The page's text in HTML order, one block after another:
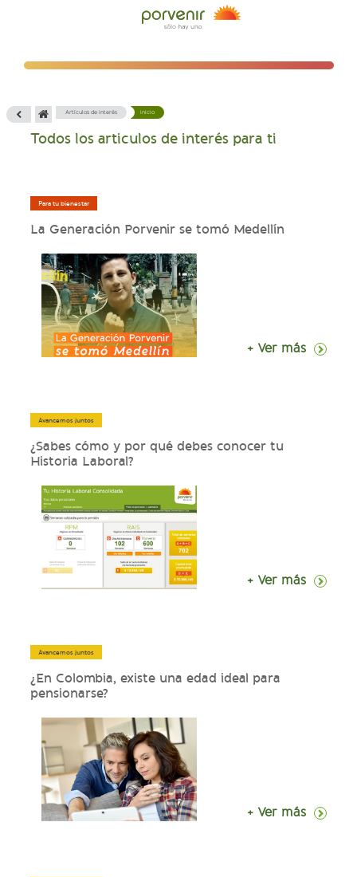
Artículos de interés inicio
Todos los articulos de interés para ti
Para tu bienestar
La Generación Porvenir se tomó Medellín
+ Ver más
Avancemos juntos
¿Sabes cómo y por qué debes conocer tu
Historia Laboral?
+ Ver más
Avancemos juntos
¿En Colombia, existe una edad ideal para
pensionarse?
+ Ver más